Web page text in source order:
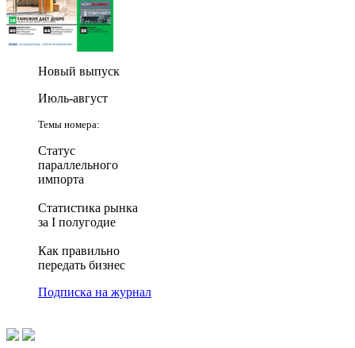
Новый выпуск
Июль-август
Темы номера:
Статус
параллельного
импорта
Статистика рынка
за I полугодие
Как правильно
передать бизнес
Подписка на журнал